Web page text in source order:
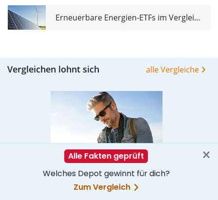
Erneuerbare Energien-ETFs im Vergleich
Vergleichen lohnt sich alle Vergleiche
Online Broker im Vergleich